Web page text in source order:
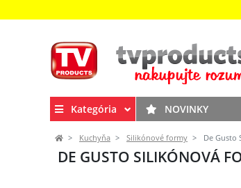
Kategória NOVINKY
Kuchyňa Silikónové formy De Gusto
DE GUSTO SILIKÓNOVÁ